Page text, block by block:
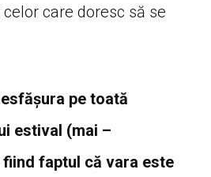
care doresc să se
pe toată
estival (mai –
faptul că vara este